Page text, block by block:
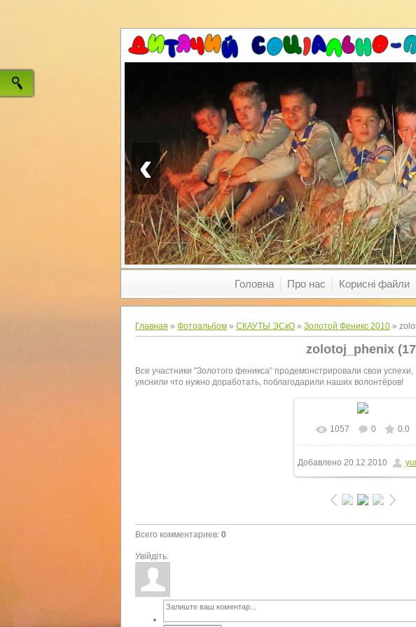
‹
Головна Про нас Корисні файли
Главная » Фотоальбом » СКАУТЫ ЭСкО » Золотой Феникс 2010 »
zolotoj_phenix
Все участники "Золотого феникса" продемонстрировали свои успехи,
уяснили что нужно доработать, поблагодарили наших волонтёров!
В реальном размере
1280x960/ 440.5Kb
1057 0 0.0
Добавлено 20.12.2010
Всего комментариев: 0
Увійдіть: